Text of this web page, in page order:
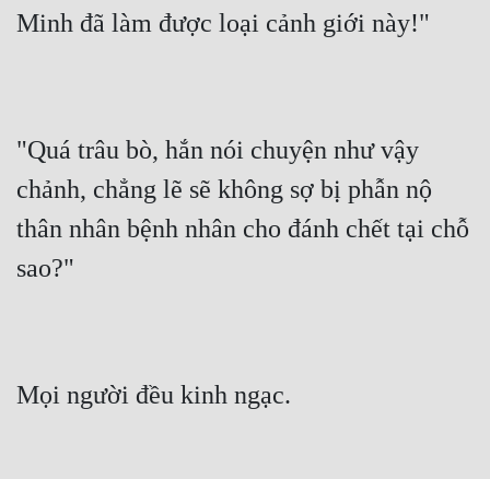
Minh đã làm được loại cảnh giới này!"
"Quá trâu bò, hắn nói chuyện như vậy
chảnh, chẳng lẽ sẽ không sợ bị phẫn nộ
thân nhân bệnh nhân cho đánh chết tại chỗ
sao?"
Mọi người đều kinh ngạc.